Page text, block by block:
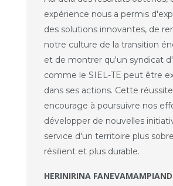
expérience nous a permis
des solutions innovantes, de
notre culture de la transition
et de montrer qu'un syndicat
comme le SIEL-TE peut être
dans ses actions. Cette
encourage à poursuivre nos
développer de nouvelles
service d'un territoire plus
résilient et plus durable.
HERINIRINA